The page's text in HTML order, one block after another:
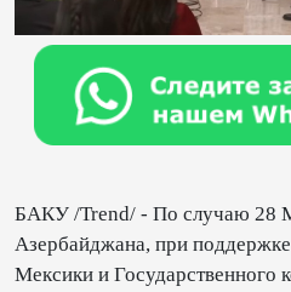
БАКУ /Trend/ - По случаю 28
Азербайджана, при
Мексики и Государственного